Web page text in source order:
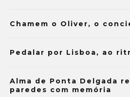
Chamem o Oliver, o
Pedalar por Lisboa, ao
Alma de Ponta Delgada
paredes com memória